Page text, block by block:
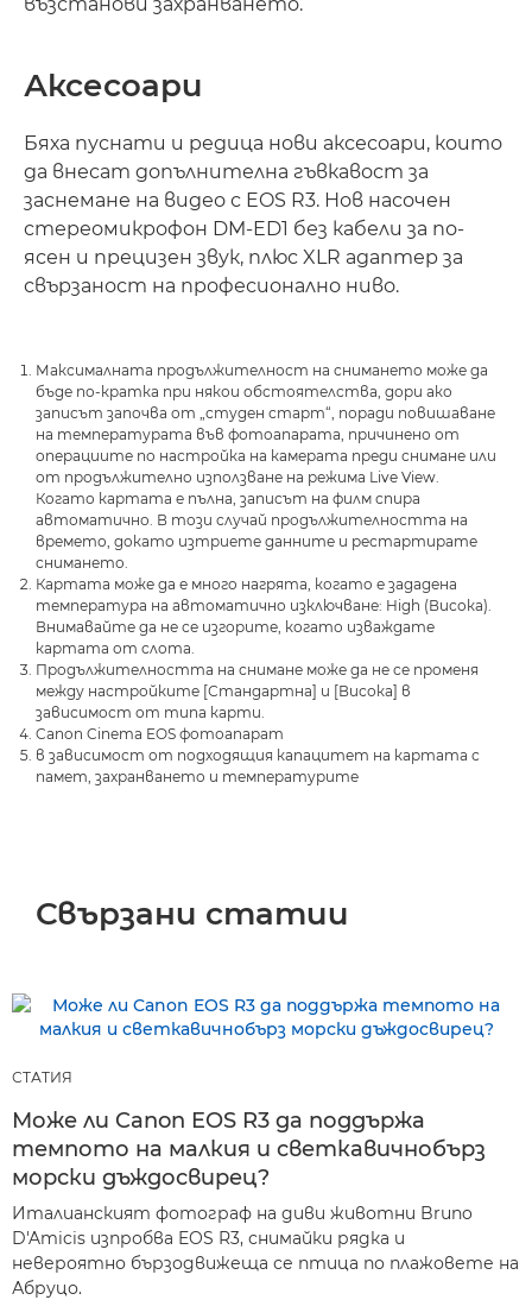
Аксесоари
Бяха пуснати и редица нови аксесоари, които
да внесат допълнителна гъвкавост за
заснемане на видео с EOS R3. Нов насочен
стереомикрофон DM-ED1 без кабели за по-
ясен и прецизен звук, плюс XLR адаптер за
свързаност на професионално ниво.
Максималната продължителност на снимането може да
бъде по-кратка при някои обстоятелства, дори ако
записът започва от „студен старт“, поради повишаване
на температурата във фотоапарата, причинено от
операциите по настройка на камерата преди снимане или
от продължително използване на режима Live View.
Когато картата е пълна, записът на филм спира
автоматично. В този случай продължителността на
времето, докато изтриете данните и рестартирате
снимането.
Картата може да е много нагрята, когато е зададена
температура на автоматично изключване: High (Висока).
Внимавайте да не се изгорите, когато изваждате
картата от слота.
Продължителността на снимане може да не се променя
между настройките [Стандартна] и [Висока] в
зависимост от типа карти.
Canon Cinema EOS фотоапарат
в зависимост от подходящия капацитет на картата с
памет, захранването и температурите
Свързани статии
СТАТИЯ
Може ли Canon EOS R3 да поддържа
темпото на малкия и светкавичнобърз
морски дъждосвирец?
Италианският фотограф на диви животни Bruno
D'Amicis изпробва EOS R3, снимайки рядка и
невероятно бързодвижеща се птица по плажовете на
Абруцо.